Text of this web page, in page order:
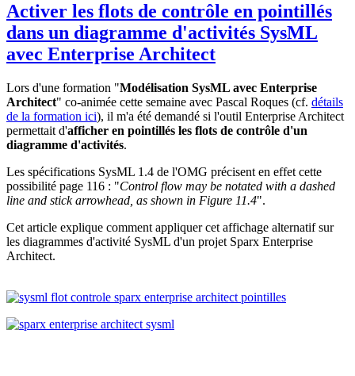
Activer les flots de contrôle en pointillés
dans un diagramme d'activités SysML
avec Enterprise Architect
Lors d'une formation "Modélisation SysML avec Enterprise
Architect" co-animée cette semaine avec Pascal Roques (cf. détails
de la formation ici), il m'a été demandé si l'outil Enterprise Architect
permettait d'afficher en pointillés les flots de contrôle d'un
diagramme d'activités.
Les spécifications SysML 1.4 de l'OMG précisent en effet cette
possibilité page 116 : "Control flow may be notated with a dashed
line and stick arrowhead, as shown in Figure 11.4".
Cet article explique comment appliquer cet affichage alternatif sur
les diagrammes d'activité SysML d'un projet Sparx Enterprise
Architect.